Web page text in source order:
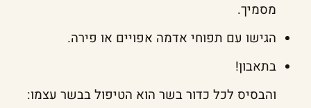
מסמיך.
הגישו עם תפוחי אדמה אפויים או פירה.
בתאבון!
והבסיס לכל כדור בשר הוא הטיפול בבשר עצמו: